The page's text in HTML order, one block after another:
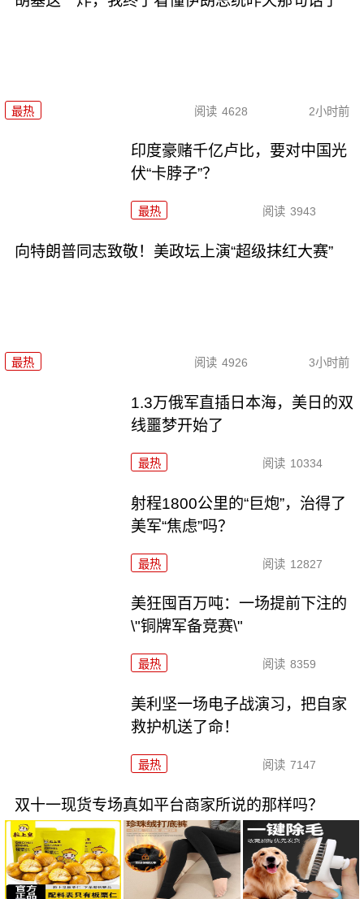
最热 阅读 4628 2小时前
印度豪赌千亿卢比，要对中国光
伏“卡脖子”？
最热 阅读 3943
向特朗普同志致敬！美政坛上演“超级抹红大赛”
最热 阅读 4926 3小时前
1.3万俄军直插日本海，美日的双
线噩梦开始了
最热 阅读 10334
射程1800公里的“巨炮”，治得了
美军“焦虑”吗？
最热 阅读 12827
美狂囤百万吨：一场提前下注的
\"铜牌军备竞赛\"
最热 阅读 8359
美利坚一场电子战演习，把自家
救护机送了命！
最热 阅读 7147
双十一现货专场真如平台商家所说的那样吗？